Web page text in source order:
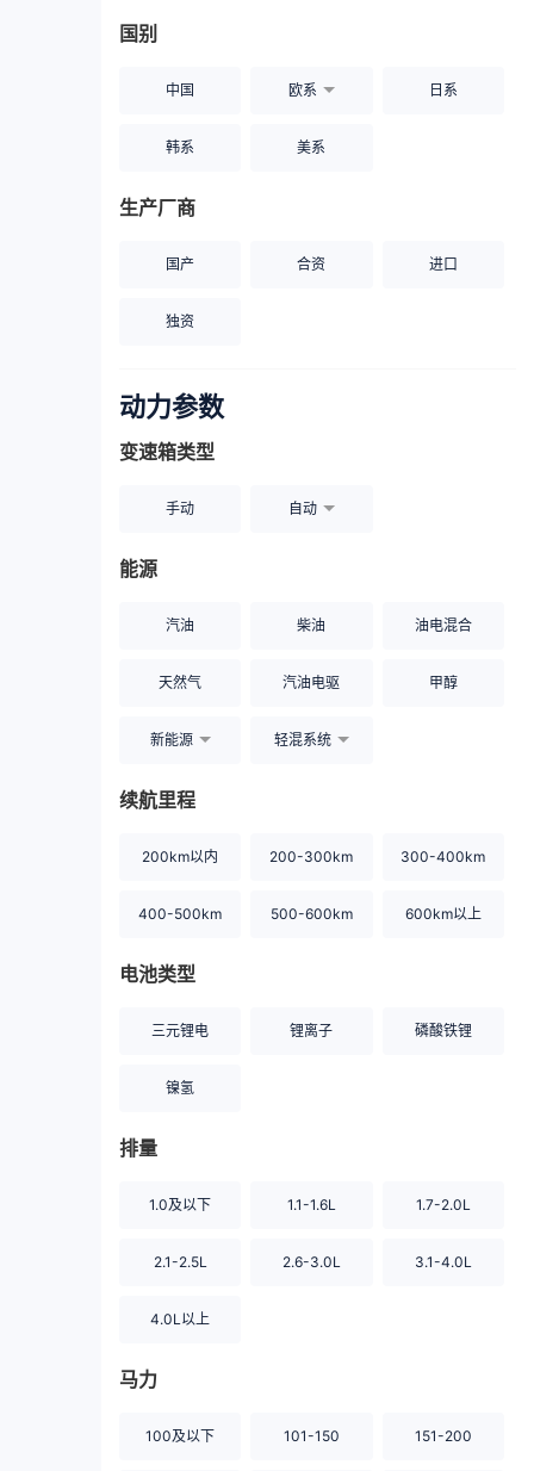
国别
中国 欧系 日系
韩系 美系
生产厂商
国产 合资 进口
独资
动力参数
变速箱类型
手动 自动
能源
汽油 柴油 油电混合
天然气 汽油电驱 甲醇
新能源 轻混系统
续航里程
200km以内 200-300km 300-400km
400-500km 500-600km 600km以上
电池类型
三元锂电 锂离子 磷酸铁锂
镍氢
排量
1.0及以下 1.1-1.6L 1.7-2.0L
2.1-2.5L 2.6-3.0L 3.1-4.0L
4.0L以上
马力
100及以下 101-150 151-200